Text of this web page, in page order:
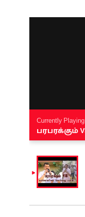
Currently Playing